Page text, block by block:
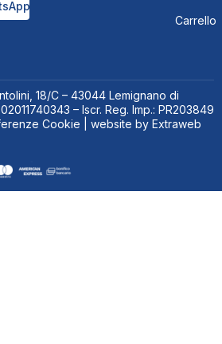
Carrello
18/C – 43044 Lemignano di
– Iscr. Reg. Imp.: PR203849
Cookie | website by Extraweb